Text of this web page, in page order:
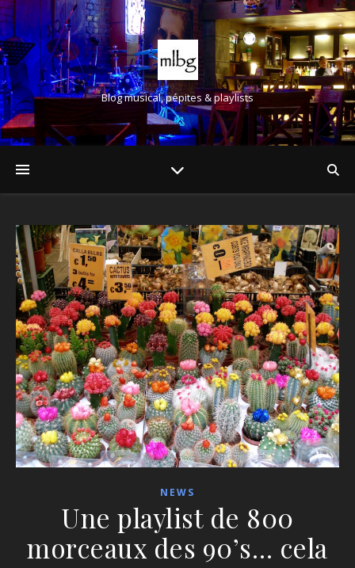
Blog musical, pépites & playlists
NEWS
Une playlist de 800
morceaux des 90’s… cela